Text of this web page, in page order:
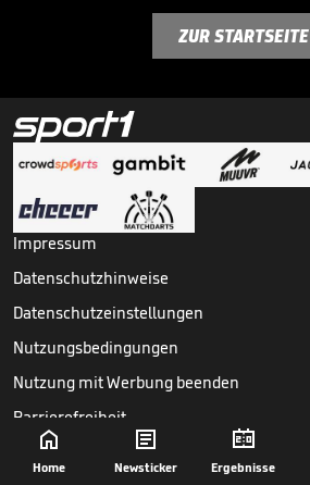

Home

Newsticker

Ergebnisse
ZUR STARTSEITE
Impressum
Datenschutzhinweise
Datenschutzeinstellungen
Nutzungsbedingungen
Nutzung mit Werbung beenden
Barrierefreiheit
Copyright © Sport1 GmbH. Alle Rechte vorbehalten.